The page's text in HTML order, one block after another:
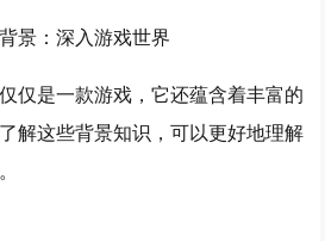
景：深入游戏世界
仅是一款游戏，它还蕴含着丰富的
解这些背景知识，可以更好地理解